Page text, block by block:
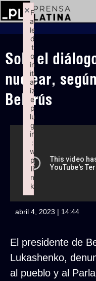
Solo el
nuclear,
Belarús
abril 4, 2023 | 14:44
El presidente de
Lukashenko,
al pueblo y al
F
ai
le
d
t
o
in
iti
al
iz
e
p
lu
g
in
:
w
p
li
n
k
×
Failed to initialize